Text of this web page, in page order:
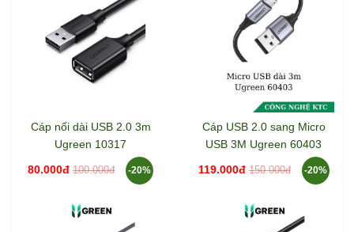
Cáp nối dài USB 2.0 3m
Ugreen 10317
80.000đ 100.000đ -20%
Cáp USB 2.0 sang Micro
USB 3M Ugreen 60403
119.000đ 150.000đ -20%